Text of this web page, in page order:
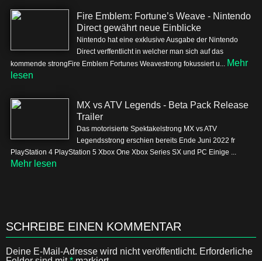
Fire Emblem: Fortune’s Weave - Nintendo
Direct gewährt neue Einblicke
Nintendo hat eine exklusive Ausgabe der Nintendo
Direct verffentlicht in welcher man sich auf das
kommende strongFire Emblem Fortunes Weavestrong fokussiert u... Mehr
lesen
MX vs ATV Legends - Beta Pack Release
Trailer
Das motorisierte Spektakelstrong MX vs ATV
Legendsstrong erschien bereits Ende Juni 2022 fr
PlayStation 4 PlayStation 5 Xbox One Xbox Series SX und PC Einige ...
Mehr lesen
SCHREIBE EINEN KOMMENTAR
Deine E-Mail-Adresse wird nicht veröffentlicht. Erforderliche